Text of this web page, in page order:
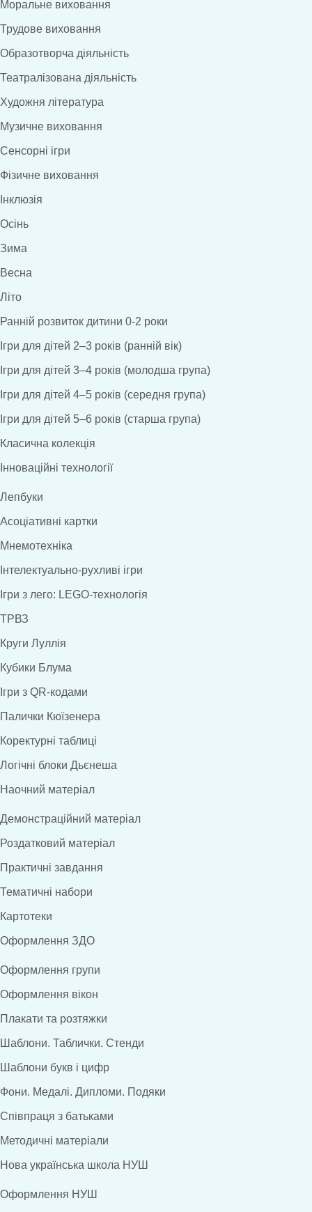
Моральне виховання
Трудове виховання
Образотворча діяльність
Театралізована діяльність
Художня література
Музичне виховання
Сенсорні ігри
Фізичне виховання
Інклюзія
Осінь
Зима
Весна
Літо
Ранній розвиток дитини 0-2 роки
Ігри для дітей 2–3 років (ранній вік)
Ігри для дітей 3–4 років (молодша група)
Ігри для дітей 4–5 років (середня група)
Ігри для дітей 5–6 років (старша група)
Класична колекція
Інноваційні технології
Лепбуки
Асоціативні картки
Мнемотехніка
Інтелектуально-рухливі ігри
Ігри з лего: LEGO-технологія
ТРВЗ
Круги Луллія
Кубики Блума
Ігри з QR-кодами
Палички Кюїзенера
Коректурні таблиці
Логічні блоки Дьєнеша
Наочний матеріал
Демонстраційний матеріал
Роздатковий матеріал
Практичні завдання
Тематичні набори
Картотеки
Оформлення ЗДО
Оформлення групи
Оформлення вікон
Плакати та розтяжки
Шаблони. Таблички. Стенди
Шаблони букв і цифр
Фони. Медалі. Дипломи. Подяки
Співпраця з батьками
Методичні матеріали
Нова українська школа НУШ
Оформлення НУШ